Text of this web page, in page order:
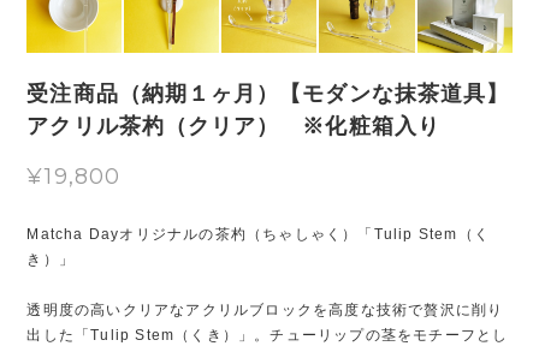
受注商品（納期１ヶ月）【モダンな抹茶道具】
アクリル茶杓（クリア） ※化粧箱入り
¥19,800
Matcha Dayオリジナルの茶杓（ちゃしゃく）「Tulip Stem（く
き）」
透明度の高いクリアなアクリルブロックを高度な技術で贅沢に削り
出した「Tulip Stem（くき）」。チューリップの茎をモチーフとし